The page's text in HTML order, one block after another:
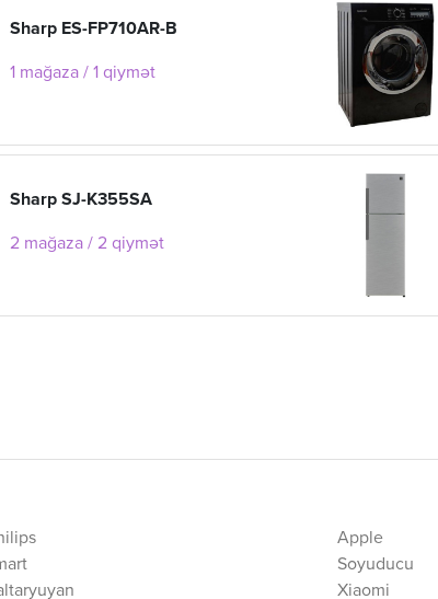
Sharp ES-FP710AR-B
1 mağaza / 1 qiymət
Sharp SJ-K355SA
2 mağaza / 2 qiymət
Apple
Soyuducu
Xiaomi